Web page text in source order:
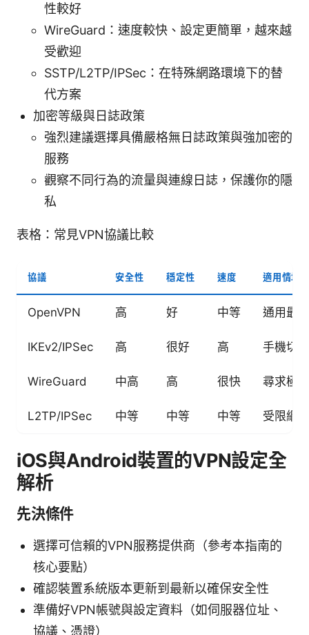
性較好
WireGuard：速度較快、設定更簡單，越來越
受歡迎
SSTP/L2TP/IPSec：在特殊網路環境下的替
代方案
加密等級與日誌政策
強烈建議選擇具備嚴格無日誌政策與強加密的
服務
觀察不同行為的流量與連線日誌，保護你的隱
私
表格：常見VPN協議比較
協議 安全性 穩定性 速度 適用情境
OpenVPN 高 好 中等 通用最
IKEv2/IPSec 高 很好 高 手機切
WireGuard 中高 高 很快 尋求極
L2TP/IPSec 中等 中等 中等 受限網
iOS與Android裝置的VPN設定全
解析
先決條件
選擇可信賴的VPN服務提供商（參考本指南的
核心要點）
確認裝置系統版本更新到最新以確保安全性
準備好VPN帳號與設定資料（如伺服器位址、
協議、憑證）